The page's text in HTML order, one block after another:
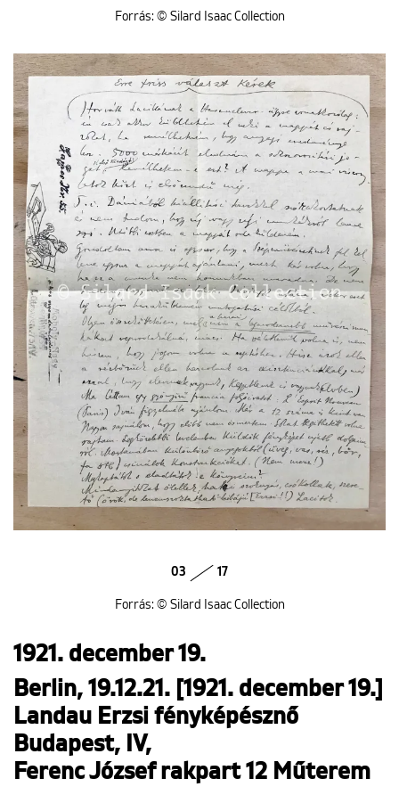
Forrás: © Silard Isaac Collection
03 17
Forrás: © Silard Isaac Collection
1921. december 19.
Berlin, 19.12.21. [1921. december 19.]
Landau Erzsi fényképésznő
Budapest, IV,
Ferenc József rakpart 12 Műterem